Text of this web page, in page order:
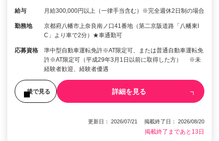
給与 月給300,000円以上（一律手当含む）※完全週休2日制の場合
勤務地
京都府八幡市上奈良南ノ口41番地（第二京阪道路「八幡東I
C」より車で2分）★車通勤可
応募資格
準中型自動車運転免許※AT限定可、または普通自動車運転免
許※AT限定可（平成29年3月1日以前に取得した方） ※未
経験者歓迎、経験者優遇
後で見る 詳細を見る
更新日： 2026/07/21 掲載終了日： 2026/08/20
掲載終了まであと13日